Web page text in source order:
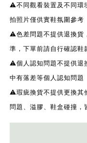
⚠️不同觀看裝置及不同環
拍照片僅供實鞋氛圍參考
⚠️色差問題不提供退換貨
準，下單前請自行確認鞋
⚠️個人認知問題不提供退
中有落差等個人認知問題
⚠️瑕疵換貨不提供更換其
問題、溢膠、鞋盒碰撞，